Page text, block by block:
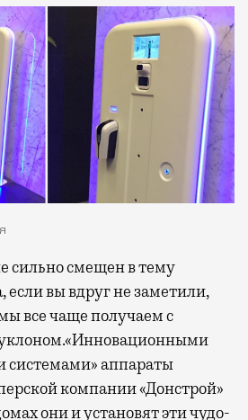
если вы вдруг не заметили,
все чаще получаем с
«Инновационными
системами» аппараты
компании «Донстрой»
они и установят эти чудо-